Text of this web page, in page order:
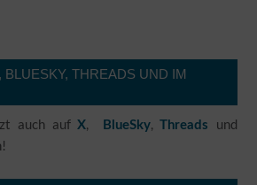
BLUESKY, THREADS UND IM
auch aufX, BlueSky,Threads und